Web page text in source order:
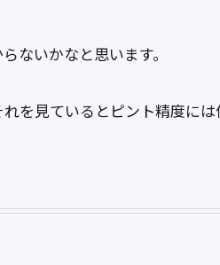
ないかなと思います。
を見ているとピント精度に